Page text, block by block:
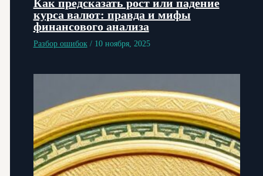
Как предсказать рост или падение
курса валют: правда и мифы
финансового анализа
Разбор ошибок/ 10 ноября, 2025